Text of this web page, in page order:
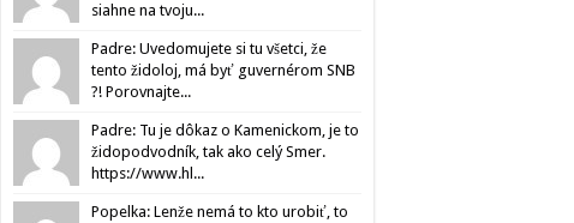
siahne na tvoju...
Padre: Uvedomujete si tu všetci, že
tento židoloj, má byť guvernérom SNB
?! Porovnajte...
Padre: Tu je dôkaz o Kamenickom, je to
židopodvodník, tak ako celý Smer.
https://www.hl...
Popelka: Lenže nemá to kto urobiť, to